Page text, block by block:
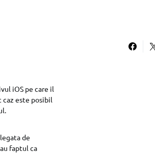
iOS pe care il
este posibil
de
faptul ca